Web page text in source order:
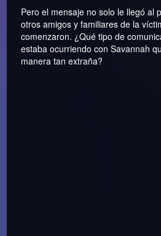
Pero el mensaje no solo le llegó al
otros amigos y familiares de la
comenzaron. ¿Qué tipo de
estaba ocurriendo con Savannah
manera tan extraña?